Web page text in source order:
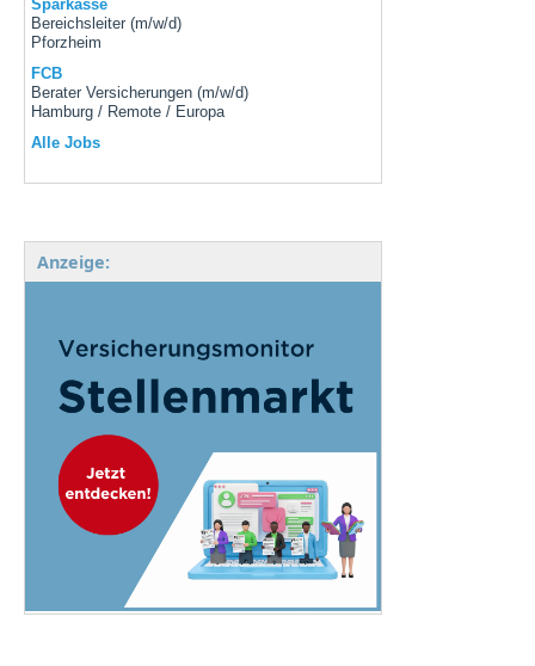
Sparkasse
Bereichsleiter (m/w/d)
Pforzheim
FCB
Berater Versicherungen (m/w/d)
Hamburg / Remote / Europa
Alle Jobs
Anzeige: